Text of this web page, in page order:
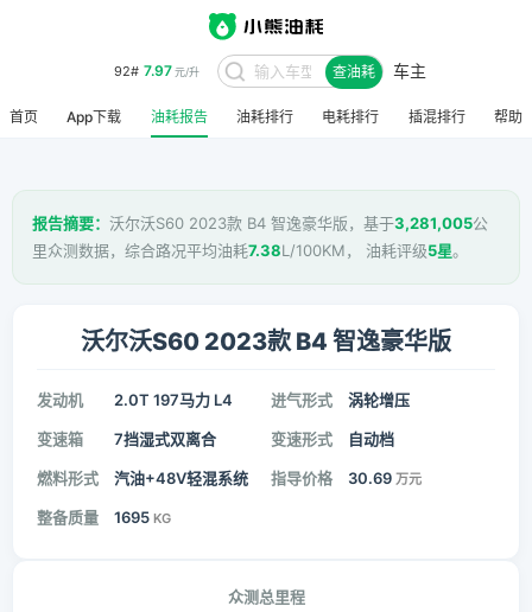
92# 7.97元/升 查油耗 车主
首页 App下载 油耗报告 油耗排行 电耗排行 插混排行 帮助
报告摘要： 沃尔沃S60 2023款 B4 智逸豪华版，基于3,281,005公
里众测数据，综合路况平均油耗7.38L/100KM， 油耗评级5星。
沃尔沃S60 2023款 B4 智逸豪华版
发动机 2.0T 197马力 L4 进气形式 涡轮增压
变速箱 7挡湿式双离合 变速形式 自动档
燃料形式 汽油+48V轻混系统 指导价格 30.69 万元
整备质量 1695 KG
众测总里程